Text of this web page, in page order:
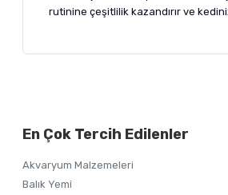
rutinine çeşitlilik kazandırır ve
Ürün açıklamasında eksik bilgiler
En Çok Tercih Edilenler
Akvaryum Malzemeleri
Balık Yemi